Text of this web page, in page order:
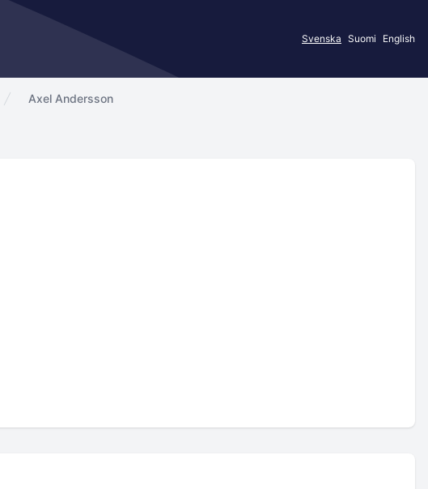
Svenska Suomi English
Axel Andersson